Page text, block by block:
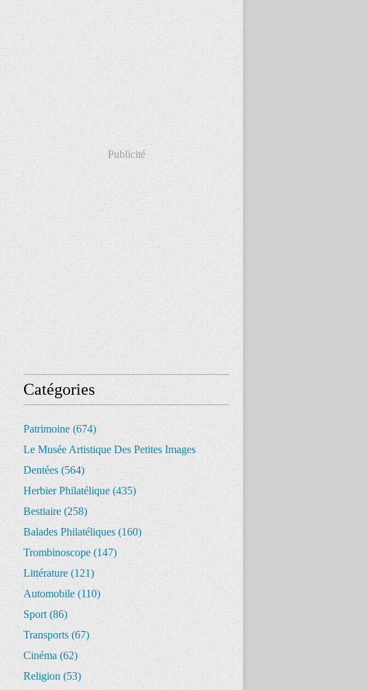
Publicité
Catégories
Patrimoine(674)
Le Musée Artistique Des Petites Images
Dentées(564)
Herbier Philatélique(435)
Bestiaire(258)
Balades Philatéliques(160)
Trombinoscope(147)
Littérature(121)
Automobile(110)
Sport(86)
Transports(67)
Cinéma(62)
Religion(53)